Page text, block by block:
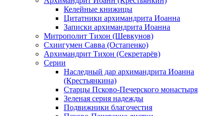
Келейные книжицы
Цитатники архимандрита Иоанна
Записки архимандрита Иоанна
Митрополит Тихон (Шевкунов)
Схиигумен Савва (Остапенко)
Архимандрит Тихон (Секретарёв)
Серии
Наследный дар архимандрита Иоанна
(Крестьянкина)
Старцы Псково-Печерского монастыря
Зеленая серия надежды
Подвижники благочестия